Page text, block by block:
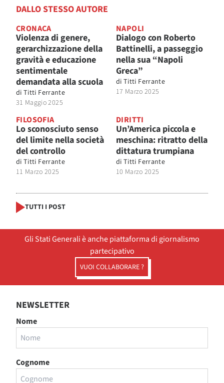
DALLO STESSO AUTORE
CRONACA
Violenza di genere,
gerarchizzazione della
gravità e educazione
sentimentale
demandata alla scuola
di Titti Ferrante
31 Maggio 2025
NAPOLI
Dialogo con Roberto
Battinelli, a passeggio
nella sua “Napoli
Greca”
di Titti Ferrante
17 Marzo 2025
FILOSOFIA
Lo sconosciuto senso
del limite nella società
del controllo
di Titti Ferrante
11 Marzo 2025
DIRITTI
Un’America piccola e
meschina: ritratto della
dittatura trumpiana
di Titti Ferrante
10 Marzo 2025
TUTTI I POST
Gli Stati Generali è anche piattaforma di giornalismo
partecipativo
VUOI COLLABORARE ?
NEWSLETTER
Nome
Cognome